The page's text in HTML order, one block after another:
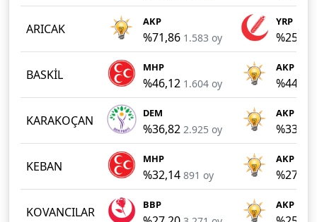
ARICAK AKP
%71,86 1.583 oy
YRP
%25,56
BASKİL MHP
%46,12 1.604 oy
AKP
%44,25
KARAKOÇAN DEM
%36,82 2.925 oy
AKP
%33,58
KEBAN MHP
%32,14 891 oy
AKP
%27,71
KOVANCILAR BBP AKP